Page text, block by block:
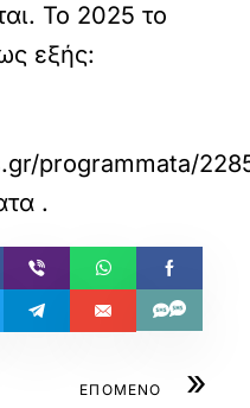
Το 2025 το
εξής:
programmata/
.
»
ΕΠΟΜΕΝΟ